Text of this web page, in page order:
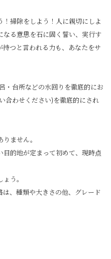
掃除をしよう！人に親切にしよ
なる意思を石に固く誓い、実行す
つと言われる力も、あなたをサ
・台所などの水回りを徹底的にお
合わせください)を徹底的にされ
ません。
的地が定まって初めて、現時点
う。
、種類や大きさの他、グレード